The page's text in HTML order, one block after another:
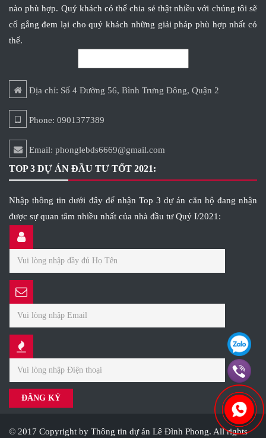
nào phù hợp. Quý khách có thể chia sẻ thật nhiều với chúng tôi sẽ
cố gắng đem lại cho quý khách những giải pháp phù hợp nhất có
thể.
Địa chỉ: Số 4 Đường 56, Bình Trưng Đông, Quận 2
Phone: 0901377389
Email: phonglebds6669@gmail.com
TOP 3 DỰ ÁN ĐẦU TƯ TỐT 2021:
Nhập thông tin dưới đây để nhận Top 3 dự án căn hộ đang nhận
được sự quan tâm nhiều nhất của nhà đầu tư Quý I/2021:
© 2017 Copyright by Thông tin dự án Lê Đình Phong. All rights